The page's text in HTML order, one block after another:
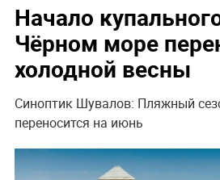
Начало
Чёрном море
холодной весны
Синоптик Шувалов: Пляжный
переносится на июнь